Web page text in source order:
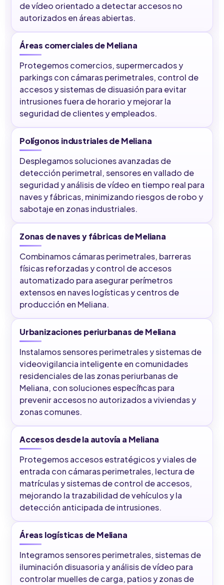
de vídeo orientado a detectar accesos no
autorizados en áreas abiertas.
Áreas comerciales de Meliana
Protegemos comercios, supermercados y
parkings con cámaras perimetrales, control de
accesos y sistemas de disuasión para evitar
intrusiones fuera de horario y mejorar la
seguridad de clientes y empleados.
Polígonos industriales de Meliana
Desplegamos soluciones avanzadas de
detección perimetral, sensores en vallado de
seguridad y análisis de vídeo en tiempo real para
naves y fábricas, minimizando riesgos de robo y
sabotaje en zonas industriales.
Zonas de naves y fábricas de Meliana
Combinamos cámaras perimetrales, barreras
físicas reforzadas y control de accesos
automatizado para asegurar perímetros
extensos en naves logísticas y centros de
producción en Meliana.
Urbanizaciones periurbanas de Meliana
Instalamos sensores perimetrales y sistemas de
videovigilancia inteligente en comunidades
residenciales de las zonas periurbanas de
Meliana, con soluciones específicas para
prevenir accesos no autorizados a viviendas y
zonas comunes.
Accesos desde la autovía a Meliana
Protegemos accesos estratégicos y viales de
entrada con cámaras perimetrales, lectura de
matrículas y sistemas de control de accesos,
mejorando la trazabilidad de vehículos y la
detección anticipada de intrusiones.
Áreas logísticas de Meliana
Integramos sensores perimetrales, sistemas de
iluminación disuasoria y análisis de vídeo para
controlar muelles de carga, patios y zonas de